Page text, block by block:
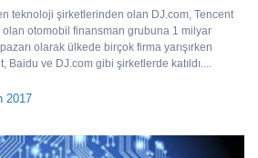
teknoloji şirketlerinden olan DJ.com, Tencent
olan otomobil finansman grubuna 1 milyar
olarak ülkede birçok firma yarışırken
Baidu ve DJ.com gibi şirketlerde katıldı....
2017